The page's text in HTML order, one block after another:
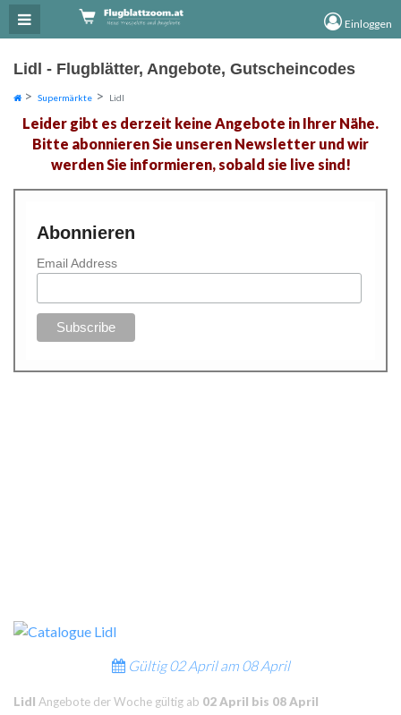
Einloggen
Lidl - Flugblätter, Angebote, Gutscheincodes
Supermärkte Lidl
Leider gibt es derzeit keine Angebote in Ihrer Nähe.
Bitte abonnieren Sie unseren Newsletter und wir
werden Sie informieren, sobald sie live sind!
Abonnieren
Email Address
Gültig02 April am 08 April
Lidl Angebote der Woche gültig ab 02 April bis 08 April